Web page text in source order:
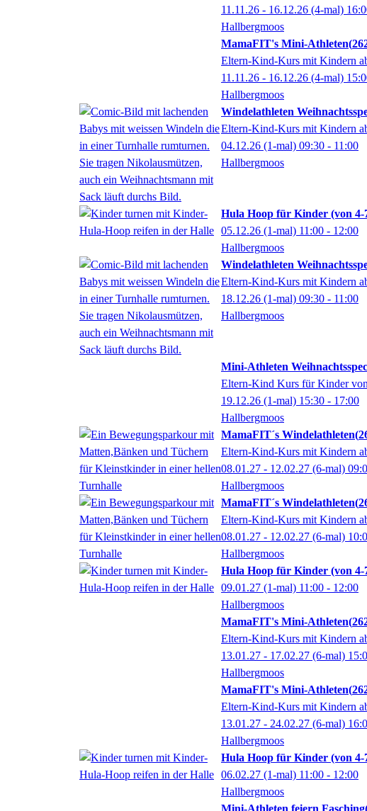
11.11.26 - 16.12.26 (4-mal)
Hallbergmoos
MamaFIT's Mini-Athleten
Eltern-Kind-Kurs mit Kindern
11.11.26 - 16.12.26 (4-mal)
Hallbergmoos
Windelathleten
Eltern-Kind-Kurs mit Kindern
04.12.26 (1-mal) 09:30 - 11:00
Hallbergmoos
Hula Hoop für Kinder (von 4-
05.12.26 (1-mal) 11:00 - 12:00
Hallbergmoos
Windelathleten
Eltern-Kind-Kurs mit Kindern
18.12.26 (1-mal) 09:30 - 11:00
Hallbergmoos
Mini-Athleten
Eltern-Kind Kurs für Kinder
19.12.26 (1-mal) 15:30 - 17:00
Hallbergmoos
MamaFIT´s Windelathleten
Eltern-Kind-Kurs mit Kindern
08.01.27 - 12.02.27 (6-mal)
Hallbergmoos
MamaFIT´s Windelathleten
Eltern-Kind-Kurs mit Kindern
08.01.27 - 12.02.27 (6-mal)
Hallbergmoos
Hula Hoop für Kinder (von 4-
09.01.27 (1-mal) 11:00 - 12:00
Hallbergmoos
MamaFIT's Mini-Athleten
Eltern-Kind-Kurs mit Kindern
13.01.27 - 17.02.27 (6-mal)
Hallbergmoos
MamaFIT's Mini-Athleten
Eltern-Kind-Kurs mit Kindern
13.01.27 - 24.02.27 (6-mal)
Hallbergmoos
Hula Hoop für Kinder (von 4-
06.02.27 (1-mal) 11:00 - 12:00
Hallbergmoos
Mini-Athleten feiern Fasching